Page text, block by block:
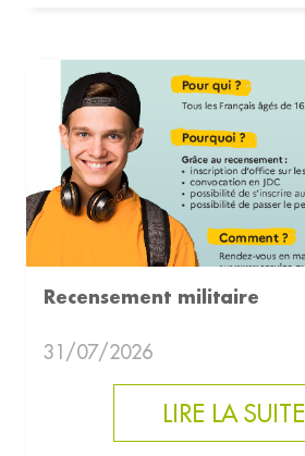
Recensement militaire
31/07/2026
LIRE LA SUITE